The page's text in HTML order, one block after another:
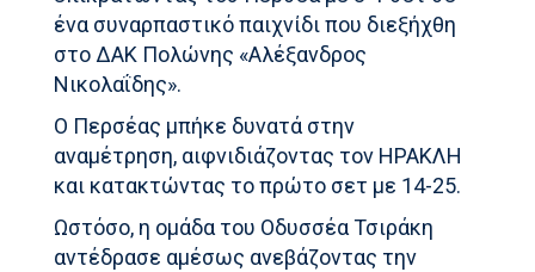
ένα συναρπαστικό παιχνίδι που διεξήχθη
στο ΔΑΚ Πολώνης «Αλέξανδρος
Νικολαΐδης».
Ο Περσέας μπήκε δυνατά στην
αναμέτρηση, αιφνιδιάζοντας τον ΗΡΑΚΛΗ
και κατακτώντας το πρώτο σετ με 14-25.
Ωστόσο, η ομάδα του Οδυσσέα Τσιράκη
αντέδρασε αμέσως ανεβάζοντας την